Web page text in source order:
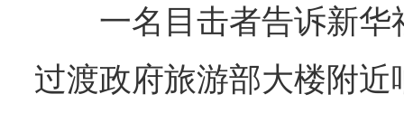
一名目击者告诉新
过渡政府旅游部大楼附